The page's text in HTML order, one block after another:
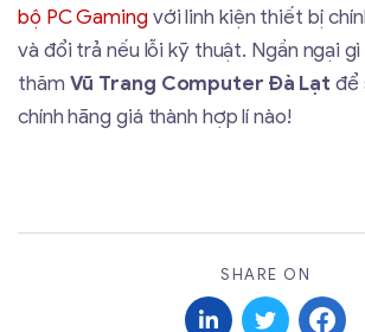
bộ PC Gamingvới linh kiện thiết bị
và đổi trả nếu lỗi kỹ thuật. Ngần ngại
thăm Vũ Trang Computer Đà Lạt để
chính hãng giá thành hợp lí nào!
SHARE ON